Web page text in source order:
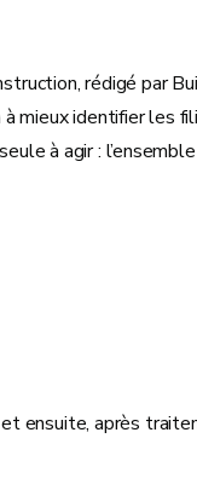
rédigé par
mieux identifier les
à agir :
ensuite, après